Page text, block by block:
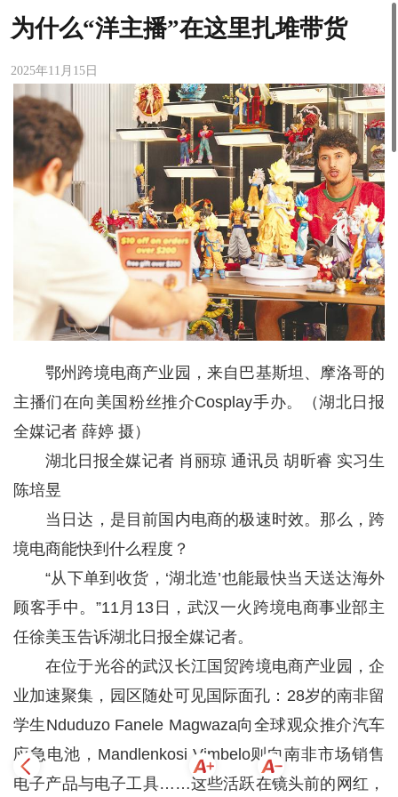
为什么“洋主播”在这里扎堆带货
2025年11月15日
鄂州跨境电商产业园，来自巴基斯坦、摩洛哥的
主播们在向美国粉丝推介Cosplay手办。（湖北日报
全媒记者 薛婷 摄）
湖北日报全媒记者 肖丽琼 通讯员 胡昕睿 实习生
陈培昱
当日达，是目前国内电商的极速时效。那么，跨
境电商能快到什么程度？
“从下单到收货，‘湖北造’也能最快当天送达海外
顾客手中。”11月13日，武汉一火跨境电商事业部主
任徐美玉告诉湖北日报全媒记者。
在位于光谷的武汉长江国贸跨境电商产业园，企
业加速聚集，园区随处可见国际面孔：28岁的南非留
学生Nduduzo Fanele Magwaza向全球观众推介汽车
应急电池，Mandlenkosi Vimbelo则向南非市场销售
电子产品与电子工具……这些活跃在镜头前的网红，